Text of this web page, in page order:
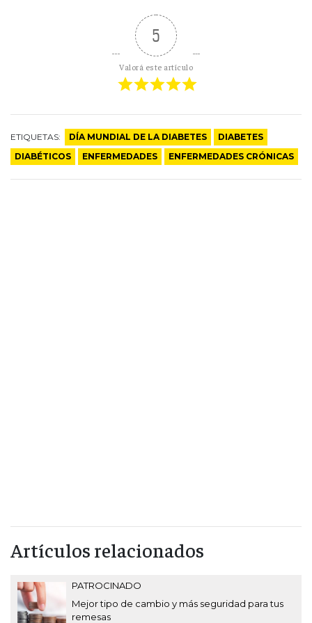
5
Valorá este artículo
ETIQUETAS: DÍA MUNDIAL DE LA DIABETES
DIABETES
DIABÉTICOS
ENFERMEDADES ENFERMEDADES CRÓNICAS
Artículos relacionados
PATROCINADO
Mejor tipo de cambio y más seguridad para tus
remesas